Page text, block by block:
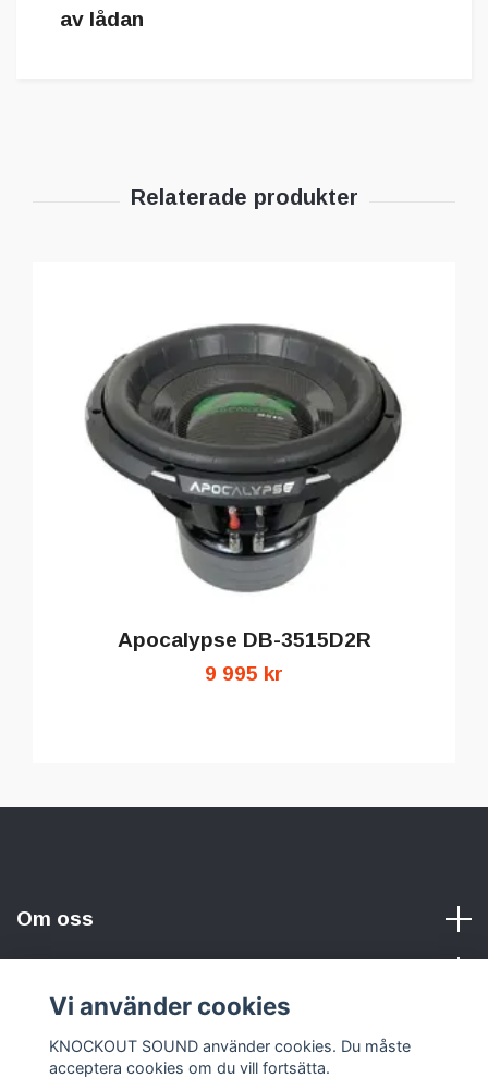
av lådan
Apocalypse DB-3515D2R
9 995 kr
Om oss
Sociala medier
Vi använder cookies
KNOCKOUT SOUND använder cookies. Du måste
acceptera cookies om du vill fortsätta.